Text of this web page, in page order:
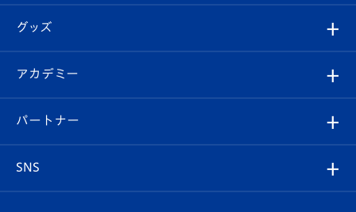
チケット
イベント
メディア
ホームタウン
スタッフプロフィール
マスコット紹介
はじめての観戦ガイド
Revive Team
ヴィヴィくんの長崎おもてなしガイド
フォトギャラリー
スタジアムグルメ
チケット
V-LOVERS（ファンクラブ）
プレイヤーズスイート
グッズ
オンラインショップ
店舗情報
アカデミー
育成からのお知らせ
U-18
パートナー
SNS